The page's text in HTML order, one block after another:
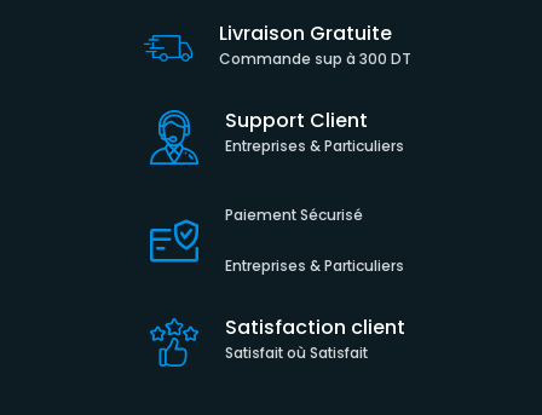
Livraison Gratuite
Commande sup à 300 DT
Support Client
Entreprises & Particuliers
Paiement Sécurisé
Entreprises & Particuliers
Satisfaction client
Satisfait où Satisfait